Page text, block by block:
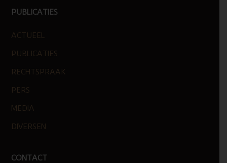
PUBLICATIES
ACTUEEL
PUBLICATIES
RECHTSPRAAK
PERS
MEDIA
DIVERSEN
CONTACT